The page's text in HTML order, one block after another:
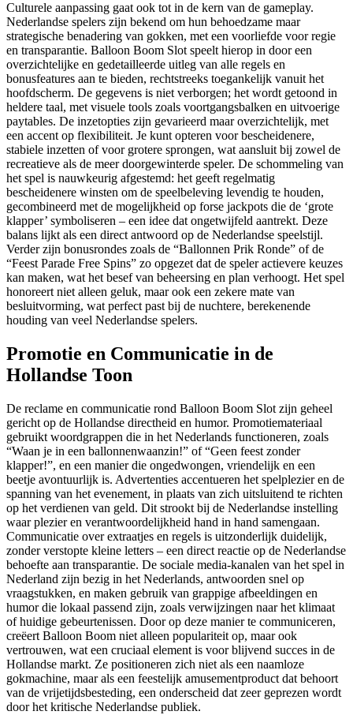
Culturele aanpassing gaat ook tot in de kern van de gameplay.
Nederlandse spelers zijn bekend om hun behoedzame maar
strategische benadering van gokken, met een voorliefde voor regie
en transparantie. Balloon Boom Slot speelt hierop in door een
overzichtelijke en gedetailleerde uitleg van alle regels en
bonusfeatures aan te bieden, rechtstreeks toegankelijk vanuit het
hoofdscherm. De gegevens is niet verborgen; het wordt getoond in
heldere taal, met visuele tools zoals voortgangsbalken en uitvoerige
paytables. De inzetopties zijn gevarieerd maar overzichtelijk, met
een accent op flexibiliteit. Je kunt opteren voor bescheidenere,
stabiele inzetten of voor grotere sprongen, wat aansluit bij zowel de
recreatieve als de meer doorgewinterde speler. De schommeling van
het spel is nauwkeurig afgestemd: het geeft regelmatig
bescheidenere winsten om de speelbeleving levendig te houden,
gecombineerd met de mogelijkheid op forse jackpots die de ‘grote
klapper’ symboliseren – een idee dat ongetwijfeld aantrekt. Deze
balans lijkt als een direct antwoord op de Nederlandse speelstijl.
Verder zijn bonusrondes zoals de “Ballonnen Prik Ronde” of de
“Feest Parade Free Spins” zo opgezet dat de speler actievere keuzes
kan maken, wat het besef van beheersing en plan verhoogt. Het spel
honoreert niet alleen geluk, maar ook een zekere mate van
besluitvorming, wat perfect past bij de nuchtere, berekenende
houding van veel Nederlandse spelers.
Promotie en Communicatie in de
Hollandse Toon
De reclame en communicatie rond Balloon Boom Slot zijn geheel
gericht op de Hollandse directheid en humor. Promotiemateriaal
gebruikt woordgrappen die in het Nederlands functioneren, zoals
“Waan je in een ballonnenwaanzin!” of “Geen feest zonder
klapper!”, en een manier die ongedwongen, vriendelijk en een
beetje avontuurlijk is. Advertenties accentueren het spelplezier en de
spanning van het evenement, in plaats van zich uitsluitend te richten
op het verdienen van geld. Dit strookt bij de Nederlandse instelling
waar plezier en verantwoordelijkheid hand in hand samengaan.
Communicatie over extraatjes en regels is uitzonderlijk duidelijk,
zonder verstopte kleine letters – een direct reactie op de Nederlandse
behoefte aan transparantie. De sociale media-kanalen van het spel in
Nederland zijn bezig in het Nederlands, antwoorden snel op
vraagstukken, en maken gebruik van grappige afbeeldingen en
humor die lokaal passend zijn, zoals verwijzingen naar het klimaat
of huidige gebeurtenissen. Door op deze manier te communiceren,
creëert Balloon Boom niet alleen populariteit op, maar ook
vertrouwen, wat een cruciaal element is voor blijvend succes in de
Hollandse markt. Ze positioneren zich niet als een naamloze
gokmachine, maar als een feestelijk amusementproduct dat behoort
van de vrijetijdsbesteding, een onderscheid dat zeer geprezen wordt
door het kritische Nederlandse publiek.